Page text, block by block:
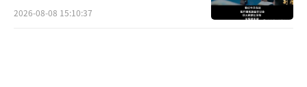
2026-08-08 15:10:37